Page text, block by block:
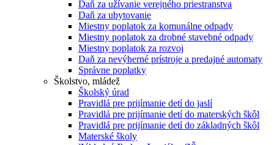
Daň za užívanie verejného priestranstva
Daň za ubytovanie
Miestny poplatok za komunálne odpady
Miestny poplatok za drobné stavebné odpady
Miestny poplatok za rozvoj
Daň za nevýherné prístroje a predajné automaty
Správne poplatky
Školstvo, mládež
Školský úrad
Pravidlá pre prijímanie detí do jaslí
Pravidlá pre prijímanie detí do materských škôl
Pravidlá pre prijímanie detí do základných škôl
Materské školy